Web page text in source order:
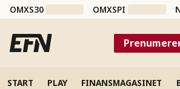
OMXS30 OMXSPI
START PLAY FINANSMAGASINET